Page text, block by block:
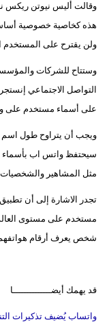
وقالت أليس نيوتن ريكس
هذه كخاصية خصوصية
ولن يقترح على المستخدم
وستتاح للشركات
التواصل الاجتماعي
على أسماء مستخدم على
سيحتفظ واتس اب بأسماء
مثل المشاهير والشخصيات
مستخدم على مستوى
شخص يعرف أرقام
قد يهمك أيضــــــــــــــا
واتساب يُضيف تذكيرات